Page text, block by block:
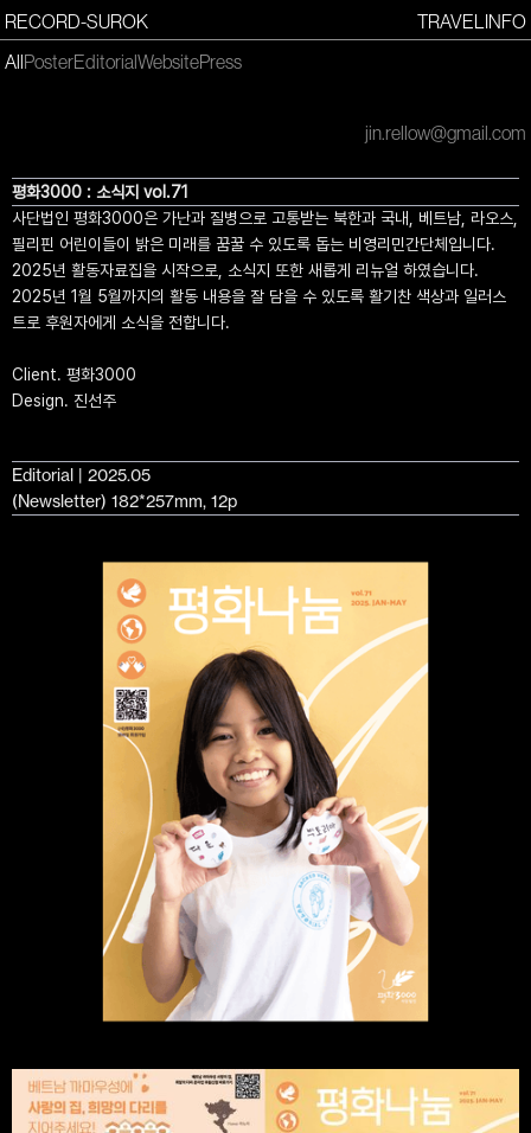
RECORD-SUROK TRAVELINFO
AllPosterEditorialWebsitePress
jin.rellow@gmail.com
평화3000 : 소식지 vol.71
사단법인 평화3000은 가난과 질병으로 고통받는 북한과 국내, 베트남, 라오스,
필리핀 어린이들이 밝은 미래를 꿈꿀 수 있도록 돕는 비영리민간단체입니다.
2025년 활동자료집을 시작으로, 소식지 또한 새롭게 리뉴얼 하였습니다.
2025년 1월 5월까지의 활동 내용을 잘 담을 수 있도록 활기찬 색상과 일러스
트로 후원자에게 소식을 전합니다.
Client. 평화3000
Design. 진선주
Editorial | 2025.05
(Newsletter) 182*257mm, 12p